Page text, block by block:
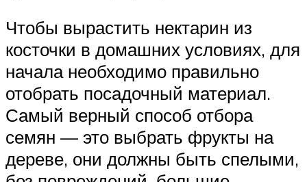
Чтобы вырастить нектарин из
косточки в домашних условиях, для
начала необходимо правильно
отобрать посадочный материал.
Самый верный способ отбора
семян — это выбрать фрукты на
дереве, они должны быть спелыми,